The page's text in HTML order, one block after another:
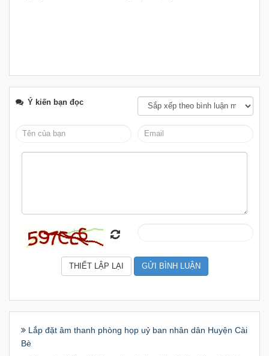
Ý kiến bạn đọc
Lắp đặt âm thanh phòng họp uỷ ban nhân dân Huyện Cài
Bè